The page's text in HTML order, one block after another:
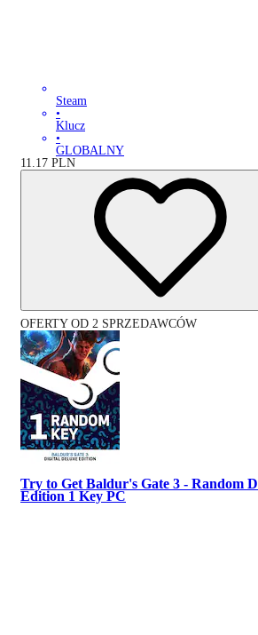
Steam
•
Klucz
•
GLOBALNY
11.17 PLN
OFERTY OD 2 SPRZEDAWCÓW
Try to Get Baldur's Gate 3 - Random
Edition 1 Key PC